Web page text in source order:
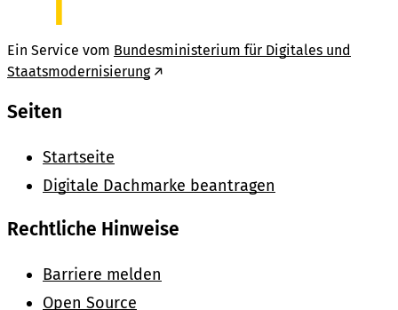
Ein Service vom Bundesministerium für Digitales und
Staatsmodernisierung
Seiten
Startseite
Digitale Dachmarke beantragen
Rechtliche Hinweise
Barriere melden
Open Source